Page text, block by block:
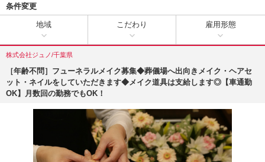
条件変更
地域 こだわり 雇用形態
株式会社ジュノ/千葉県
［年齢不問］フューネラルメイク募集◆葬儀場へ出向きメイク・ヘアセ
ット・ネイルをしていただきます◆メイク道具は支給します◎【車通勤
OK】月数回の勤務でもOK！